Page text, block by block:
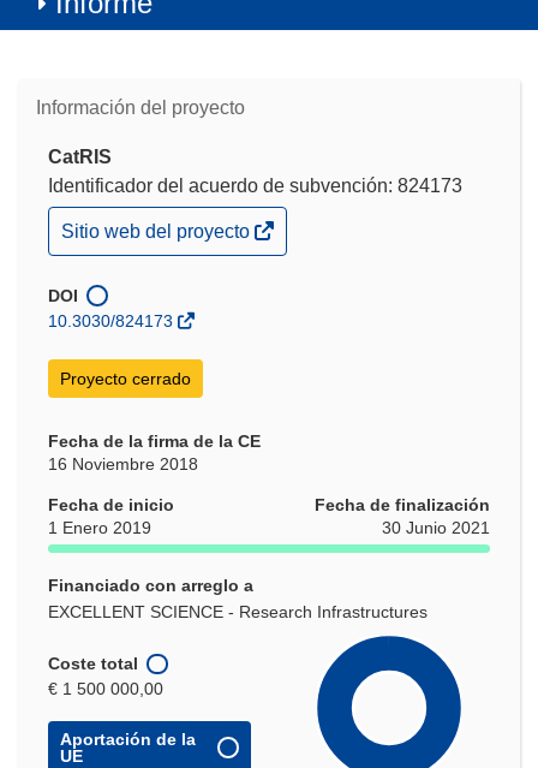
Información del proyecto
CatRIS
Identificador del acuerdo de subvención: 824173
(se
abrirá
una
nueva
Sitio web del proyecto
DOI
10.3030/824173
Proyecto cerrado
Fecha de la firma de la CE
16 Noviembre 2018
Fecha de inicio
1 Enero 2019
Fecha de finalización
30 Junio 2021
Financiado con arreglo a
EXCELLENT SCIENCE - Research Infrastructures
Coste total
€ 1 500 000,00
Aportación de la
UE